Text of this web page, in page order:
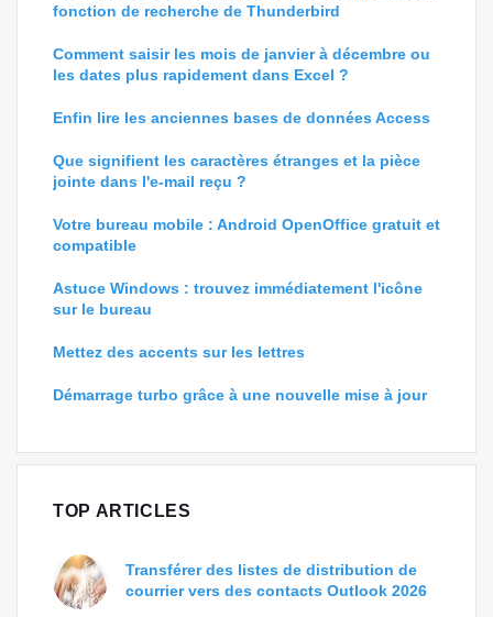
fonction de recherche de Thunderbird
Comment saisir les mois de janvier à décembre ou
les dates plus rapidement dans Excel ?
Enfin lire les anciennes bases de données Access
Que signifient les caractères étranges et la pièce
jointe dans l'e-mail reçu ?
Votre bureau mobile : Android OpenOffice gratuit et
compatible
Astuce Windows : trouvez immédiatement l'icône
sur le bureau
Mettez des accents sur les lettres
Démarrage turbo grâce à une nouvelle mise à jour
TOP ARTICLES
Transférer des listes de distribution de
courrier vers des contacts Outlook 2026